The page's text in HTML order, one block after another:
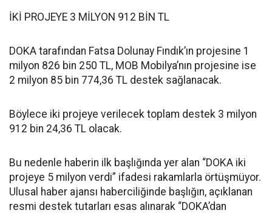
İKİ PROJEYE 3 MİLYON 912 BİN TL
DOKA tarafından Fatsa Dolunay Fındık’ın projesine 1
milyon 826 bin 250 TL, MOB Mobilya’nın projesine ise
2 milyon 85 bin 774,36 TL destek sağlanacak.
Böylece iki projeye verilecek toplam destek 3 milyon
912 bin 24,36 TL olacak.
Bu nedenle haberin ilk başlığında yer alan “DOKA iki
projeye 5 milyon verdi” ifadesi rakamlarla örtüşmüyor.
Ulusal haber ajansı haberciliğinde başlığın, açıklanan
resmi destek tutarları esas alınarak “DOKA’dan